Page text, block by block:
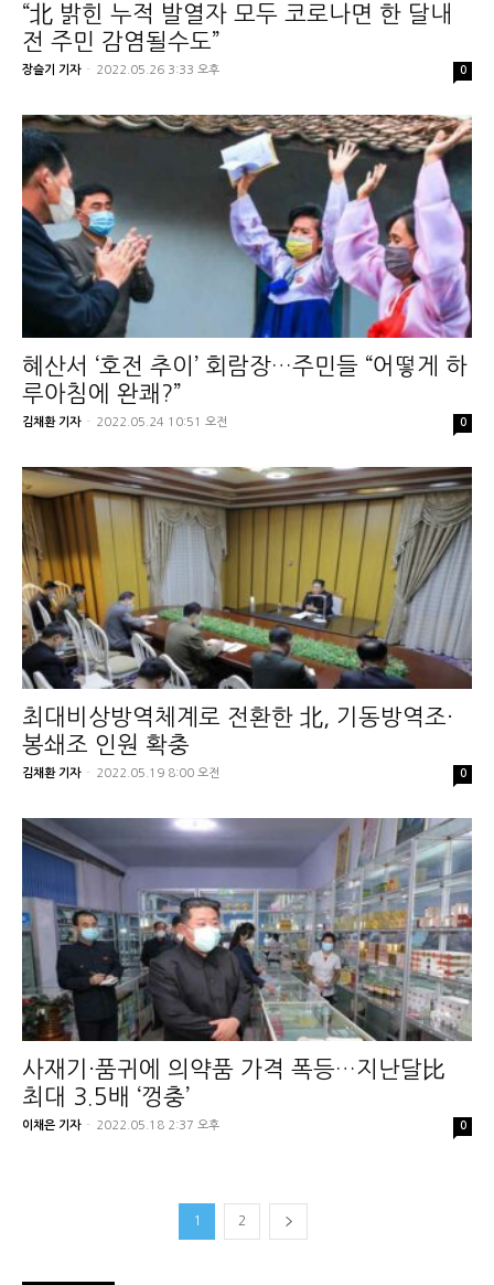
“北 밝힌 누적 발열자 모두 코로나면 한 달내
전 주민 감염될수도”
장슬기 기자 - 2022.05.26 3:33 오후 0
혜산서 ‘호전 추이’ 회람장…주민들 “어떻게 하
루아침에 완쾌?”
김채환 기자 - 2022.05.24 10:51 오전 0
최대비상방역체계로 전환한 北, 기동방역조·
봉쇄조 인원 확충
김채환 기자 - 2022.05.19 8:00 오전 0
사재기·품귀에 의약품 가격 폭등…지난달比
최대 3.5배 ‘껑충’
이채은 기자 - 2022.05.18 2:37 오후 0
1 2